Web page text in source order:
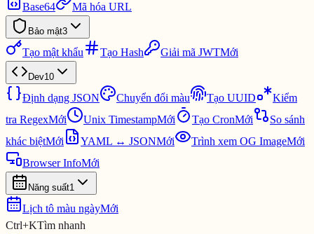
Base64 Mã hóa URL
Bảo mật3
Tạo mật khẩu Tạo Hash Giải mã JWTMới
Dev10
Định dạng JSON Chuyển đổi màu Tạo UUID
Kiểm
tra RegexMới Unix TimestampMới Tạo CronMới
So sánh
khác biệtMới YAML ↔ JSONMới Trình xem OG ImageMới
Browser InfoMới
Năng suất1
Lịch tô màu ngàyMới
Ctrl+KTìm nhanh